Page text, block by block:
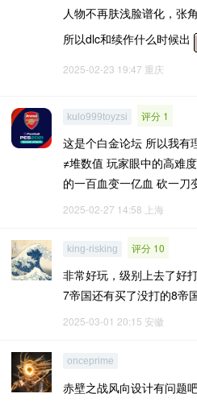
人物不再肤浅脸谱化，张
所以dlc和续作什么时候出
2025-02-23 19:47 重庆
kulo999toyzsi 评分 1
这是个白金论坛 所以我有
≠堆数值 玩家眼中的高难
的一百血变一亿血 砍一刀
2025-02-27 14:58 上海
king-risking 评分 10
非常好玩，级别上去了好
7帝国还有买了没打的8帝
2025-03-01 20:15 安徽
onceprime
赤壁之战风向设计有问题